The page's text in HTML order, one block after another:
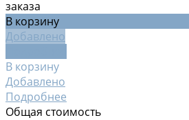
заказа
В корзину
Добавлено
В корзину
Добавлено
Подробнее
Общая стоимость